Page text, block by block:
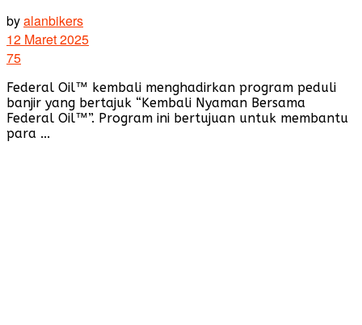
byalanbikers
12 Maret 2025
75
Federal Oil™ kembali menghadirkan program peduli
banjir yang bertajuk “Kembali Nyaman Bersama
Federal Oil™”. Program ini bertujuan untuk membantu
para ...